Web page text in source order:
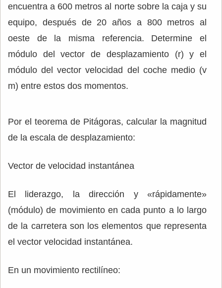
encuentra a 600 metros al norte sobre la caja y su
equipo, después de 20 años a 800 metros al
oeste de la misma referencia. Determine el
módulo del vector de desplazamiento (r) y el
módulo del vector velocidad del coche medio (v
m) entre estos dos momentos.
Por el teorema de Pitágoras, calcular la magnitud
de la escala de desplazamiento:
Vector de velocidad instantánea
El liderazgo, la dirección y «rápidamente»
(módulo) de movimiento en cada punto a lo largo
de la carretera son los elementos que representa
el vector velocidad instantánea.
En un movimiento rectilíneo: